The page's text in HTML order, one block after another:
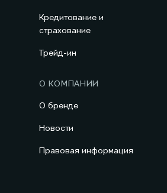
Кредитование и
страхование
Трейд-ин
О КОМПАНИИ
О бренде
Новости
Правовая информация